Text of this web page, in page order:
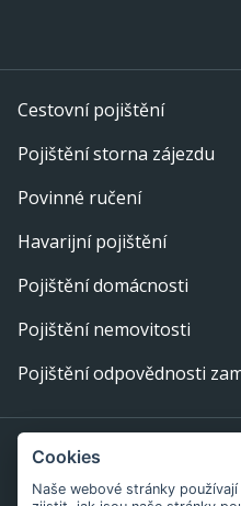
Cestovní pojištění
Pojištění storna zájezdu
Povinné ručení
Havarijní pojištění
Pojištění domácnosti
Pojištění nemovitosti
Pojištění odpovědnosti
Provozovatel webu: eFi
Cookies
Naše webové stránky